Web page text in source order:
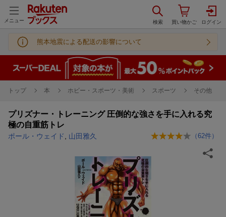
メニュー
熊本地震による配送の影響について
トップ 本 ホビー・スポーツ・美術 スポーツ その他
プリズナー・トレーニング 圧倒的な強さを手に入れる究
極の自重筋トレ
ポール・ウェイド 山田雅久 （62件）